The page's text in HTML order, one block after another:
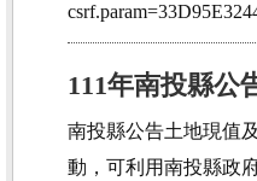
111年南投縣公
南投縣公告土地現值
動，可利用南投縣政